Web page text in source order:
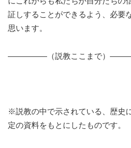
証しすることができるよう、必要
思います。
—————（説教ここまで）
※説教の中で示されている、歴史
定の資料をもとにしたものです。